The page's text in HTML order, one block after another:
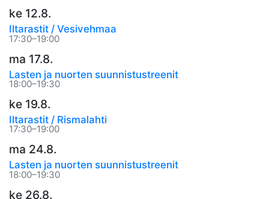
ke 12.8.
Iltarastit / Vesivehmaa
17:30–19:00
ma 17.8.
Lasten ja nuorten suunnistustreenit
18:00–19:30
ke 19.8.
Iltarastit / Rismalahti
17:30–19:00
ma 24.8.
Lasten ja nuorten suunnistustreenit
18:00–19:30
ke 26.8.